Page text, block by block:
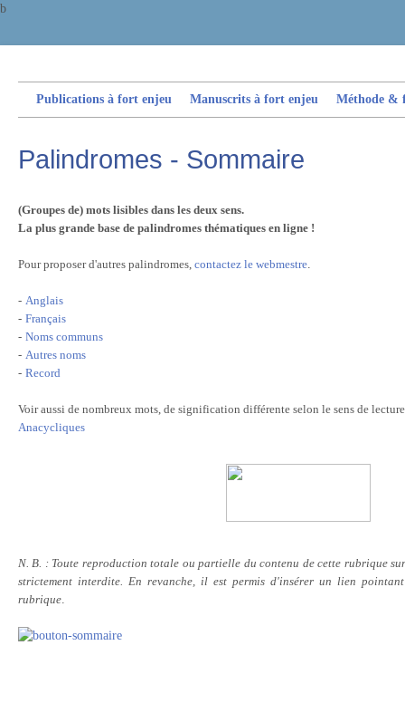
b
Publications à fort enjeu Manuscrits à fort enjeu Méthode &
Palindromes - Sommaire
(Groupes de) mots lisibles dans les deux sens.
La plus grande base de palindromes thématiques en ligne !
Pour proposer d'autres palindromes, contactez le webmestre.
- Anglais
- Français
- Noms communs
- Autres noms
- Record
Voir aussi de nombreux mots, de signification différente selon le sens de
Anacycliques
N. B. : Toute reproduction totale ou partielle du contenu de cette rubrique
strictement interdite. En revanche, il est permis d'insérer un lien
rubrique.